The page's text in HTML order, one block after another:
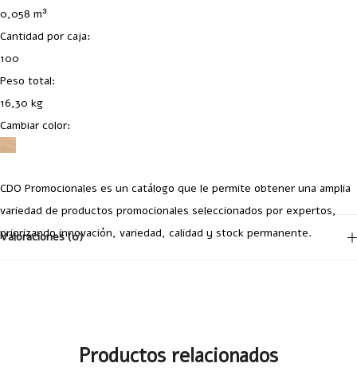
0,058 m³
Cantidad por caja:
100
Peso total:
16,30 kg
Cambiar color:
CDO Promocionales es un catálogo que le permite obtener una amplia
variedad de productos promocionales seleccionados por expertos,
priorizando innovación, variedad, calidad y stock permanente.
Valoraciones (0)
Tu dirección de correo electrónico no será publicada. Los campos
Productos relacionados